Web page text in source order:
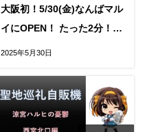
大阪初！5/30(金)なんばマル
イにOPEN！ たった2分！ロ
2025年5月30日